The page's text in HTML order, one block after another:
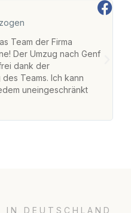
Team der Firma
Der Umzug nach Genf
dank der
Teams. Ich kann
uneingeschränkt
IN DEUTSCHLAND